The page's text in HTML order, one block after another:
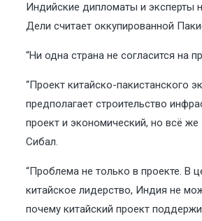
Индийские дипломаты и эксперты
Дели считает оккупированной
“Ни одна страна не согласится на
“Проект китайско-пакистанского
предполагает строительство
проект и экономический, но всё
Сибал.
“Проблема не только в проекте. В
китайское лидерство, Индия не
почему китайский проект